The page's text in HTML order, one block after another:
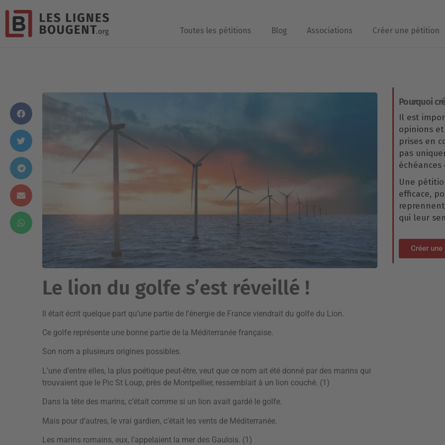
Toutes les pétitions Blog Associations Créer une pétition
Le lion du golfe s’est réveillé !
Il était écrit quelque part qu’une partie de l’énergie de France viendrait du golfe du Lion.
Ce golfe représente une bonne partie de la Méditerranée française.
Son nom a plusieurs origines possibles.
L’une d’entre elles, la plus poétique peut-être, veut que ce nom ait été donné par des marins qui
trouvaient que le Pic St Loup, près de Montpellier, ressemblait à un lion couché. (1)
Dans la tête des marins, c’était comme si un lion avait gardé le golfe.
Mais pour d’autres, le vrai gardien, c’était les vents de Méditerranée.
Les marins romains, eux, l’appelaient la mer des Gaulois. (1)
Pourquoi
Il est
opinions
prises en
pas
Une
efficace,
qui leur
Créer